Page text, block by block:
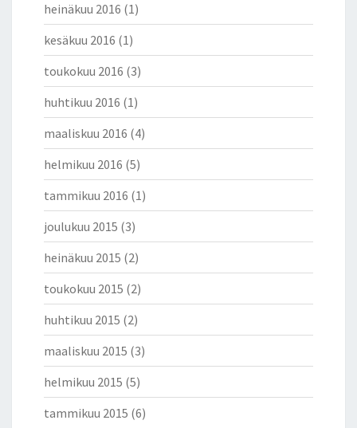
heinäkuu 2016 (1)
kesäkuu 2016 (1)
toukokuu 2016 (3)
huhtikuu 2016 (1)
maaliskuu 2016 (4)
helmikuu 2016 (5)
tammikuu 2016 (1)
joulukuu 2015 (3)
heinäkuu 2015 (2)
toukokuu 2015 (2)
huhtikuu 2015 (2)
maaliskuu 2015 (3)
helmikuu 2015 (5)
tammikuu 2015 (6)